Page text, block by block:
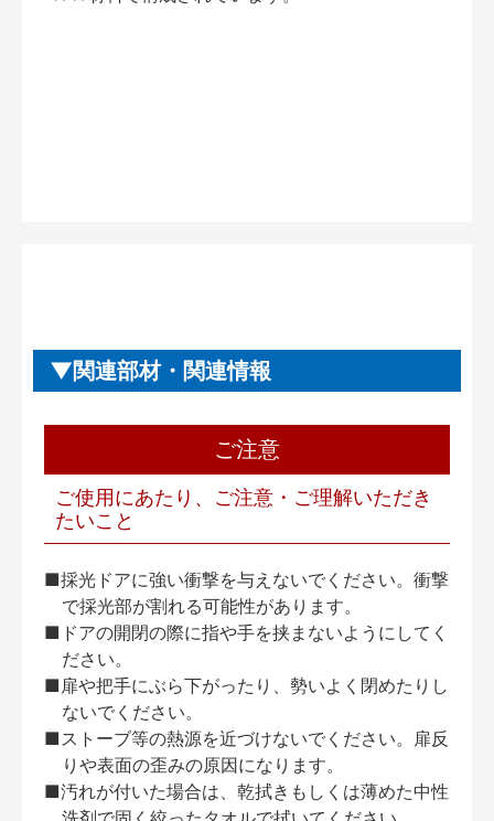
関連部材・関連情報
ご注意
ご使用にあたり、ご注意・ご理解いただき
たいこと
■採光ドアに強い衝撃を与えないでください。衝撃
で採光部が割れる可能性があります。
■ドアの開閉の際に指や手を挟まないようにしてく
ださい。
■扉や把手にぶら下がったり、勢いよく閉めたりし
ないでください。
■ストーブ等の熱源を近づけないでください。扉反
りや表面の歪みの原因になります。
■汚れが付いた場合は、乾拭きもしくは薄めた中性